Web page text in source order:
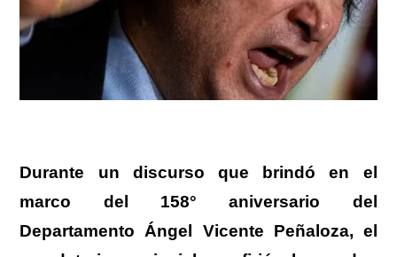
Durante un discurso que brindó en el
marco del 158° aniversario del
Departamento Ángel Vicente Peñaloza, el